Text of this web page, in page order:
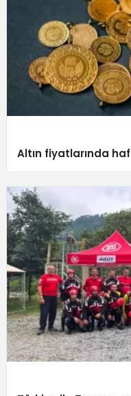
Altın fiyatlarında